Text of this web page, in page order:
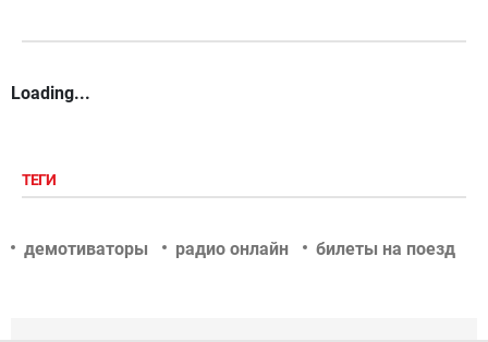
Loading...
ТЕГИ
демотиваторы радио онлайн билеты на поезд